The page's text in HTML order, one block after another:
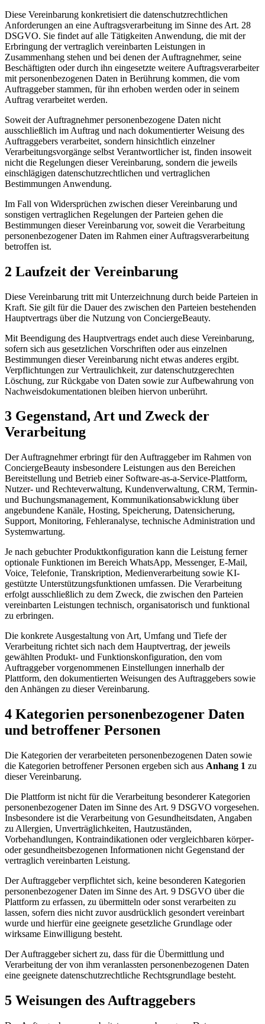
Diese Vereinbarung konkretisiert die datenschutzrechtlichen
Anforderungen an eine Auftragsverarbeitung im Sinne des Art. 28
DSGVO. Sie findet auf alle Tätigkeiten Anwendung, die mit der
Erbringung der vertraglich vereinbarten Leistungen in
Zusammenhang stehen und bei denen der Auftragnehmer, seine
Beschäftigten oder durch ihn eingesetzte weitere Auftragsverarbeiter
mit personenbezogenen Daten in Berührung kommen, die vom
Auftraggeber stammen, für ihn erhoben werden oder in seinem
Auftrag verarbeitet werden.
Soweit der Auftragnehmer personenbezogene Daten nicht
ausschließlich im Auftrag und nach dokumentierter Weisung des
Auftraggebers verarbeitet, sondern hinsichtlich einzelner
Verarbeitungsvorgänge selbst Verantwortlicher ist, finden insoweit
nicht die Regelungen dieser Vereinbarung, sondern die jeweils
einschlägigen datenschutzrechtlichen und vertraglichen
Bestimmungen Anwendung.
Im Fall von Widersprüchen zwischen dieser Vereinbarung und
sonstigen vertraglichen Regelungen der Parteien gehen die
Bestimmungen dieser Vereinbarung vor, soweit die Verarbeitung
personenbezogener Daten im Rahmen einer Auftragsverarbeitung
betroffen ist.
2 Laufzeit der Vereinbarung
Diese Vereinbarung tritt mit Unterzeichnung durch beide Parteien in
Kraft. Sie gilt für die Dauer des zwischen den Parteien bestehenden
Hauptvertrags über die Nutzung von ConciergeBeauty.
Mit Beendigung des Hauptvertrags endet auch diese Vereinbarung,
sofern sich aus gesetzlichen Vorschriften oder aus einzelnen
Bestimmungen dieser Vereinbarung nicht etwas anderes ergibt.
Verpflichtungen zur Vertraulichkeit, zur datenschutzgerechten
Löschung, zur Rückgabe von Daten sowie zur Aufbewahrung von
Nachweisdokumentationen bleiben hiervon unberührt.
3 Gegenstand, Art und Zweck der
Verarbeitung
Der Auftragnehmer erbringt für den Auftraggeber im Rahmen von
ConciergeBeauty insbesondere Leistungen aus den Bereichen
Bereitstellung und Betrieb einer Software-as-a-Service-Plattform,
Nutzer- und Rechteverwaltung, Kundenverwaltung, CRM, Termin-
und Buchungsmanagement, Kommunikationsabwicklung über
angebundene Kanäle, Hosting, Speicherung, Datensicherung,
Support, Monitoring, Fehleranalyse, technische Administration und
Systemwartung.
Je nach gebuchter Produktkonfiguration kann die Leistung ferner
optionale Funktionen im Bereich WhatsApp, Messenger, E-Mail,
Voice, Telefonie, Transkription, Medienverarbeitung sowie KI-
gestützte Unterstützungsfunktionen umfassen. Die Verarbeitung
erfolgt ausschließlich zu dem Zweck, die zwischen den Parteien
vereinbarten Leistungen technisch, organisatorisch und funktional
zu erbringen.
Die konkrete Ausgestaltung von Art, Umfang und Tiefe der
Verarbeitung richtet sich nach dem Hauptvertrag, der jeweils
gewählten Produkt- und Funktionskonfiguration, den vom
Auftraggeber vorgenommenen Einstellungen innerhalb der
Plattform, den dokumentierten Weisungen des Auftraggebers sowie
den Anhängen zu dieser Vereinbarung.
4 Kategorien personenbezogener Daten
und betroffener Personen
Die Kategorien der verarbeiteten personenbezogenen Daten sowie
die Kategorien betroffener Personen ergeben sich aus Anhang 1 zu
dieser Vereinbarung.
Die Plattform ist nicht für die Verarbeitung besonderer Kategorien
personenbezogener Daten im Sinne des Art. 9 DSGVO vorgesehen.
Insbesondere ist die Verarbeitung von Gesundheitsdaten, Angaben
zu Allergien, Unverträglichkeiten, Hautzuständen,
Vorbehandlungen, Kontraindikationen oder vergleichbaren körper-
oder gesundheitsbezogenen Informationen nicht Gegenstand der
vertraglich vereinbarten Leistung.
Der Auftraggeber verpflichtet sich, keine besonderen Kategorien
personenbezogener Daten im Sinne des Art. 9 DSGVO über die
Plattform zu erfassen, zu übermitteln oder sonst verarbeiten zu
lassen, sofern dies nicht zuvor ausdrücklich gesondert vereinbart
wurde und hierfür eine geeignete gesetzliche Grundlage oder
wirksame Einwilligung besteht.
Der Auftraggeber sichert zu, dass für die Übermittlung und
Verarbeitung der von ihm veranlassten personenbezogenen Daten
eine geeignete datenschutzrechtliche Rechtsgrundlage besteht.
5 Weisungen des Auftraggebers